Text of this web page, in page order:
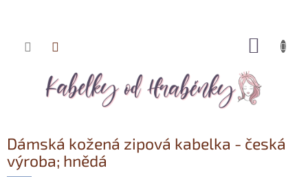
Přejít
Dámská kožená zipová kabelka - česká
výroba; hnědá